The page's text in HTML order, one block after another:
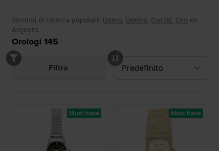
Termini di ricerca popolari: Uomo, Donna, Outlet, Oro en
Argento.
Orologi 145
Filtra
Must have Must have